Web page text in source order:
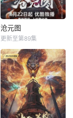
沧元图
更新至第89集